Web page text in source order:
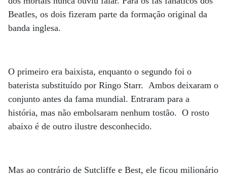
Beatles, os dois fizeram parte da formação original da
banda inglesa.
O primeiro era baixista, enquanto o segundo foi o
baterista substituído por Ringo Starr. Ambos deixaram o
conjunto antes da fama mundial. Entraram para a
história, mas não embolsaram nenhum tostão. O rosto
abaixo é de outro ilustre desconhecido.
Mas ao contrário de Sutcliffe e Best, ele ficou milionário